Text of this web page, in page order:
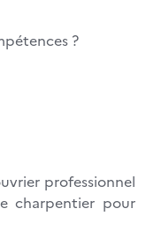
?
professionnel
charpentier pour